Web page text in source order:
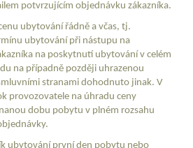
potvrzujícím objednávku zákazníka.
ubytování řádně a včas, tj.
ubytování při nástupu na
na poskytnutí ubytování v celém
na případně později uhrazenou
stranami dohodnuto jinak. V
provozovatele na úhradu ceny
dobu pobytu v plném rozsahu
ubytování první den pobytu nebo